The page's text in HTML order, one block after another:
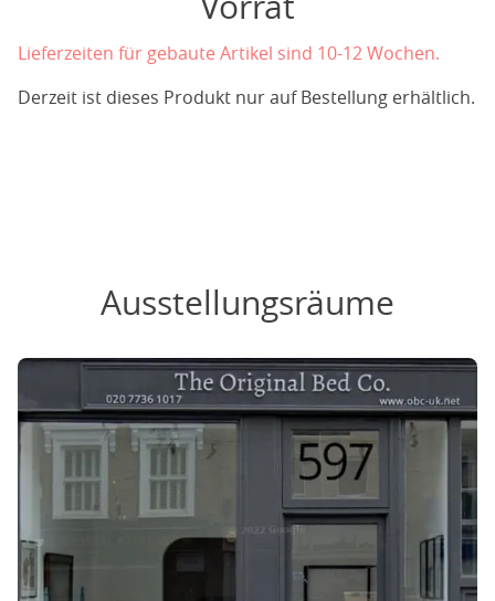
Lieferzeiten für gebaute Artikel sind 10-12 Wochen.
Derzeit ist dieses Produkt nur auf Bestellung erhältlich.
Ausstellungsräume